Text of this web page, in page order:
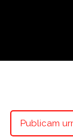
Publicam